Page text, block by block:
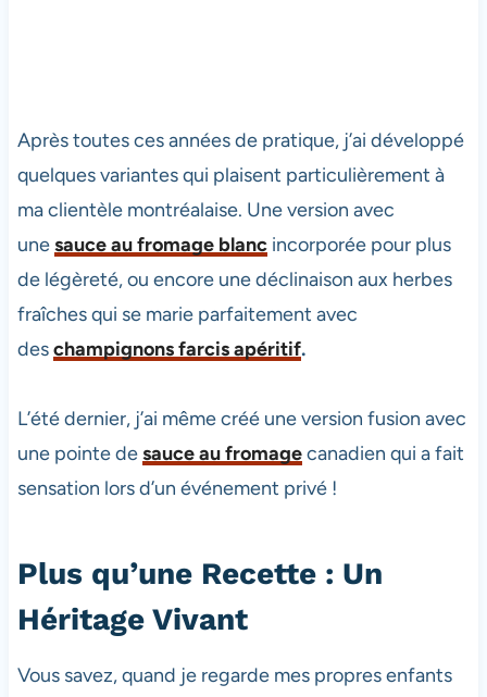
Après toutes ces années de pratique, j’ai développé
quelques variantes qui plaisent particulièrement à
ma clientèle montréalaise. Une version avec
unesauce au fromage blancincorporée pour plus
de légèreté, ou encore une déclinaison aux herbes
fraîches qui se marie parfaitement avec
deschampignons farcis apéritif.
L’été dernier, j’ai même créé une version fusion avec
une pointe desauce au fromagecanadien qui a fait
sensation lors d’un événement privé !
Plus qu’une Recette : Un
Héritage Vivant
Vous savez, quand je regarde mes propres enfants